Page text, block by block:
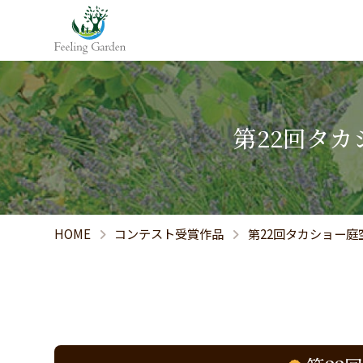
第22回タカ
HOME コンテスト受賞作品 第22回タカショー